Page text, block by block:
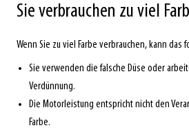
Sie verbrauchen zu viel
Wenn Sie zu viel Farbe verbrauchen, kann das
Sie verwenden die falsche Düse oder
Verdünnung.
Die Motorleistung entspricht nicht den
Farbe.